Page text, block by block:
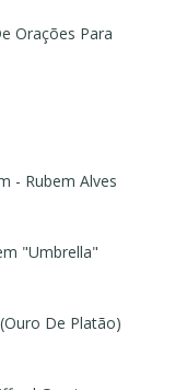
Orações Para
- Rubem Alves
"Umbrella"
De Platão)